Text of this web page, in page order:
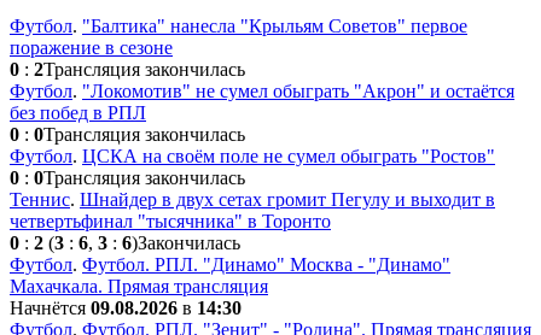
Футбол. "Балтика" нанесла "Крыльям Советов" первое
поражение в сезоне
0 : 2Трансляция закончилась
Футбол. "Локомотив" не сумел обыграть "Акрон" и остаётся
без побед в РПЛ
0 : 0Трансляция закончилась
Футбол. ЦСКА на своём поле не сумел обыграть "Ростов"
0 : 0Трансляция закончилась
Теннис. Шнайдер в двух сетах громит Пегулу и выходит в
четвертьфинал "тысячника" в Торонто
0 : 2 (3 : 6, 3 : 6)Закончилась
Футбол. Футбол. РПЛ. "Динамо" Москва - "Динамо"
Махачкала. Прямая трансляция
Начнётся 09.08.2026 в 14:30
Футбол. Футбол. РПЛ. "Зенит" - "Родина". Прямая трансляция